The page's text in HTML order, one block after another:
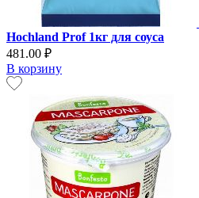
Hochland Prof 1кг для соуса
481.00 ₽
В корзину